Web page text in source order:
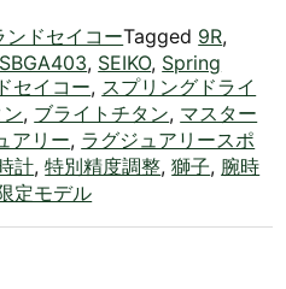
ドセイコーTagged 9R,
SBGA403, SEIKO, Spring
セイコー, スプリングドライ
, ブライトチタン, マスター
アリー, ラグジュアリースポ
計,特別精度調整,獅子, 腕時
定モデル